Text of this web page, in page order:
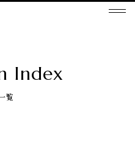
Index
覧